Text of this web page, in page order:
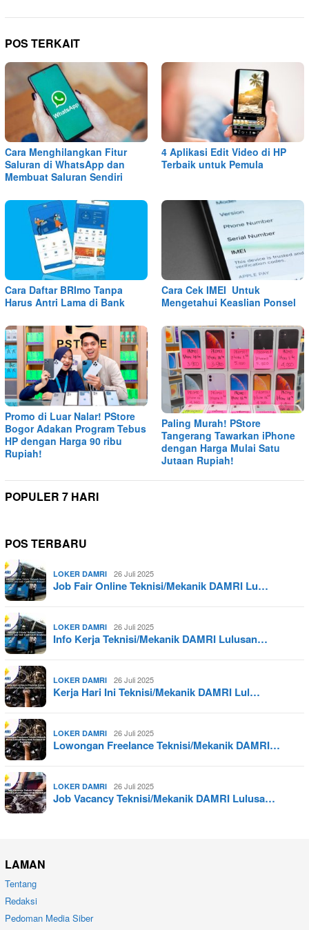
POS TERKAIT
Cara Menghilangkan Fitur
Saluran di WhatsApp dan
Membuat Saluran Sendiri
4 Aplikasi Edit Video di HP
Terbaik untuk Pemula
Cara Daftar BRImo Tanpa
Harus Antri Lama di Bank
Cara Cek IMEI Untuk
Mengetahui Keaslian Ponsel
Promo di Luar Nalar! PStore
Bogor Adakan Program Tebus
HP dengan Harga 90 ribu
Rupiah!
Paling Murah! PStore
Tangerang Tawarkan iPhone
dengan Harga Mulai Satu
Jutaan Rupiah!
POPULER 7 HARI
POS TERBARU
LOKER DAMRI 26 Juli 2025
Job Fair Online Teknisi/Mekanik DAMRI Lu…
LOKER DAMRI 26 Juli 2025
Info Kerja Teknisi/Mekanik DAMRI Lulusan…
LOKER DAMRI 26 Juli 2025
Kerja Hari Ini Teknisi/Mekanik DAMRI Lul…
LOKER DAMRI 26 Juli 2025
Lowongan Freelance Teknisi/Mekanik DAMRI…
LOKER DAMRI 26 Juli 2025
Job Vacancy Teknisi/Mekanik DAMRI Lulusa…
LAMAN
Tentang
Redaksi
Pedoman Media Siber